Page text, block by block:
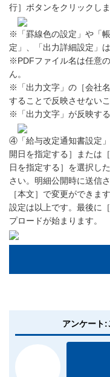
行］ボタンをクリックしま
※「罫線色の設定」や「
定」、「出力詳細設定」
※PDFファイル名は任意
ん。
※「出力文字」の［会社
することで反映させない
※「出力文字」が反映す
④「給与改定通知書設定
開日を指定する］または
日を指定する］を選択し
さい。明細公開時に送信
［本文］で変更ができます
設定は以上です。最後に
プロードが始まります。
アンケート: